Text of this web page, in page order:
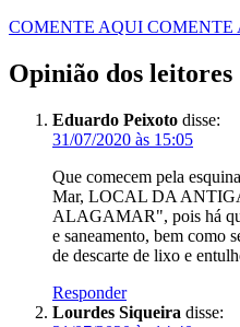
COMENTE AQUI COMENTE
Opinião dos leitores
Eduardo Peixoto disse:
31/07/2020 às 15:05
Que comecem pela
Mar, LOCAL DA
ALAGAMAR", pois há
e saneamento, bem como
de descarte de lixo e
Responder
Lourdes Siqueira disse: